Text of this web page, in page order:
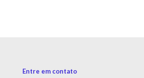
Entre em contato